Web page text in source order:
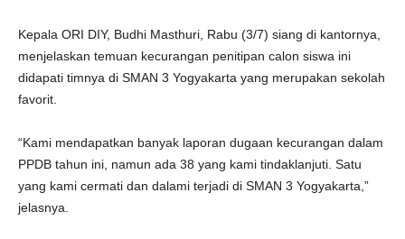
Kepala ORI DIY, Budhi Masthuri, Rabu (3/7) siang di kantornya,
menjelaskan temuan kecurangan penitipan calon siswa ini
didapati timnya di SMAN 3 Yogyakarta yang merupakan sekolah
favorit.
“Kami mendapatkan banyak laporan dugaan kecurangan dalam
PPDB tahun ini, namun ada 38 yang kami tindaklanjuti. Satu
yang kami cermati dan dalami terjadi di SMAN 3 Yogyakarta,”
jelasnya.